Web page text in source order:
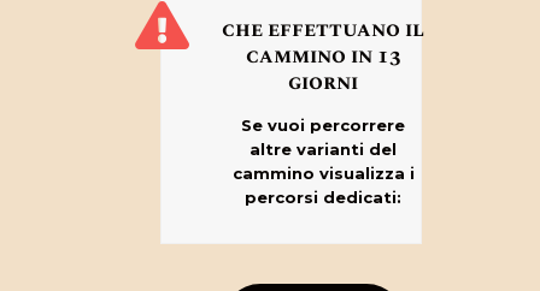
che effettuano il
cammino in 13
giorni
Se vuoi percorrere
altre varianti del
cammino visualizza i
percorsi dedicati: